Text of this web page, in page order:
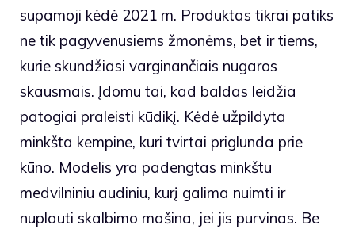
supamoji kėdė 2021 m. Produktas tikrai patiks
ne tik pagyvenusiems žmonėms, bet ir tiems,
kurie skundžiasi varginančiais nugaros
skausmais. Įdomu tai, kad baldas leidžia
patogiai praleisti kūdikį. Kėdė užpildyta
minkšta kempine, kuri tvirtai priglunda prie
kūno. Modelis yra padengtas minkštu
medvilniniu audiniu, kurį galima nuimti ir
nuplauti skalbimo mašina, jei jis purvinas. Be